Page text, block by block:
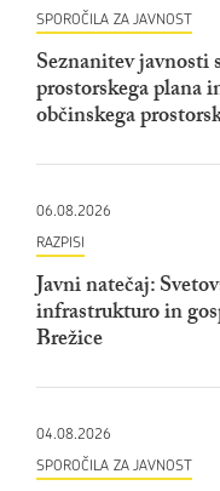
SPOROČILA ZA JAVNOST
Seznanitev javnosti
prostorskega plana
občinskega
06.08.2026
RAZPISI
Javni natečaj:
infrastrukturo in
Brežice
04.08.2026
SPOROČILA ZA JAVNOST